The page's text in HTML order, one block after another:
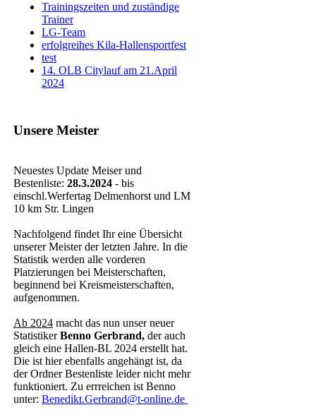
Trainingszeiten und zuständige
Trainer
LG-Team
erfolgreihes Kila-Hallensportfest
test
14. OLB Citylauf am 21.April
2024
Unsere Meister
Neuestes Update Meiser und
Bestenliste: 28.3.2024 - bis
einschl.Werfertag Delmenhorst und LM
10 km Str. Lingen
Nachfolgend findet Ihr eine Übersicht
unserer Meister der letzten Jahre. In die
Statistik werden alle vorderen
Platzierungen bei Meisterschaften,
beginnend bei Kreismeisterschaften,
aufgenommen.
Ab 2024 macht das nun unser neuer
StatistikerBenno Gerbrand, der auch
gleich eine Hallen-BL 2024 erstellt hat.
Die ist hier ebenfalls angehängt ist, da
der Ordner Bestenliste leider nicht mehr
funktioniert. Zu errreichen ist Benno
unter: Benedikt.Gerbrand@t-online.de